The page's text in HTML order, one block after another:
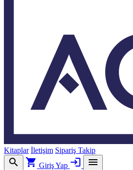
Kitaplar İletişim Sipariş Takip
search shopping_cart Giriş Yap login menu